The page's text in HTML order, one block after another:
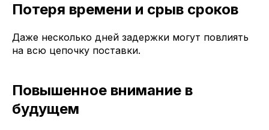
Потеря времени и срыв сроков
Даже несколько дней задержки могут повлиять
на всю цепочку поставки.
Повышенное внимание в
будущем